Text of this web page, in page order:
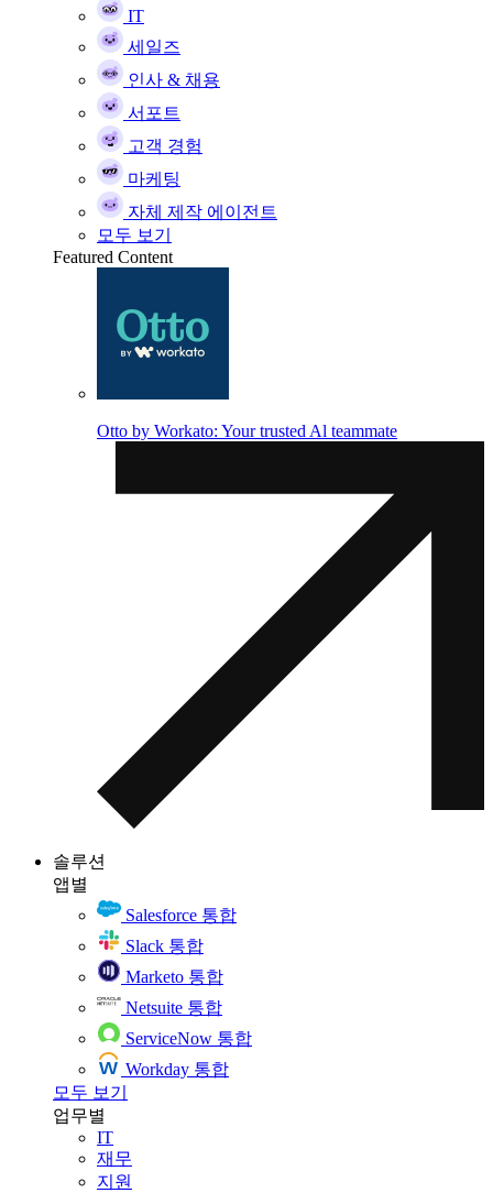
IT
세일즈
인사 & 채용
서포트
고객 경험
마케팅
자체 제작 에이전트
모두 보기
Featured Content
Otto by Workato: Your trusted Al teammate
솔루션
앱별
Salesforce 통합
Slack 통합
Marketo 통합
Netsuite 통합
ServiceNow 통합
Workday 통합
모두 보기
업무별
IT
재무
지원